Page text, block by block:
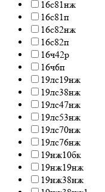
16с81нж
16с81п
16с82нж
16с82п
16ч42р
16ч6п
19лс19нж
19лс38нж
19лс47нж
19лс53нж
19лс70нж
19лс76нж
19нж10бк
19нж19нж
19нж38нж